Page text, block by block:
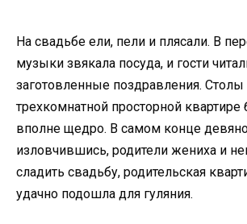
На свадьбе ели, пели и плясали. В
музыки звякала посуда, и гости
заготовленные поздравления. Столы
трехкомнатной просторной
вполне щедро. В самом конце
изловчившись, родители жениха и
сладить свадьбу, родительская
удачно подошла для гуляния.